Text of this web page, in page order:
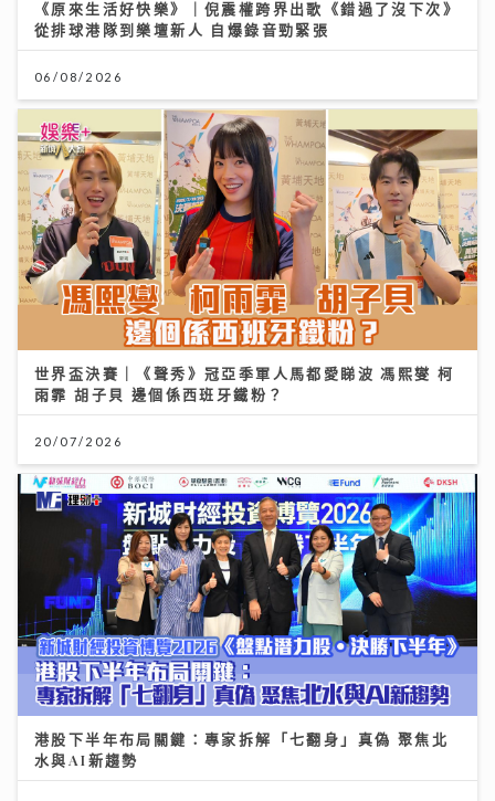
《原來生活好快樂》｜倪震權跨界出歌《錯過了沒下次》
從排球港隊到樂壇新人 自爆錄音勁緊張
06/08/2026
世界盃決賽｜《聲秀》冠亞季軍人馬都愛睇波 馮熙燮 柯
雨霏 胡子貝 邊個係西班牙鐵粉？
20/07/2026
港股下半年布局關鍵：專家拆解「七翻身」真偽 聚焦北
水與AI新趨勢